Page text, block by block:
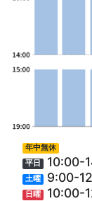
年中無休
平日
10:00-
土曜 9:00-
日曜 10:00-